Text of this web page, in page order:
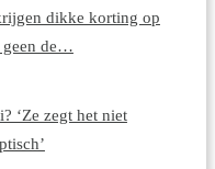
dikke korting op
geen de…
‘Ze zegt het niet